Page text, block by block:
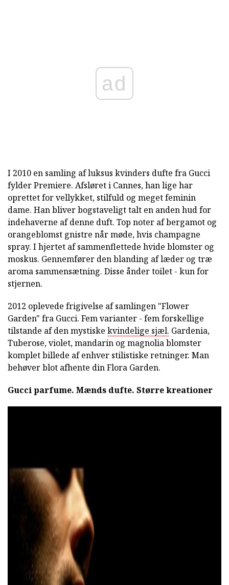
ad
I 2010 en samling af luksus kvinders dufte fra Gucci
fylder Premiere. Afsløret i Cannes, han lige har
oprettet for vellykket, stilfuld og meget feminin
dame. Han bliver bogstaveligt talt en anden hud for
indehaverne af denne duft. Top noter af bergamot og
orangeblomst gnistre når møde, hvis champagne
spray. I hjertet af sammenflettede hvide blomster og
moskus. Gennemfører den blanding af læder og træ
aroma sammensætning. Disse ånder toilet - kun for
stjernen.
2012 oplevede frigivelse af samlingen "Flower
Garden" fra Gucci. Fem varianter - fem forskellige
tilstande af den mystiske kvindelige sjæl. Gardenia,
Tuberose, violet, mandarin og magnolia blomster
komplet billede af enhver stilistiske retninger. Man
behøver blot afhente din Flora Garden.
Gucci parfume. Mænds dufte. Større kreationer